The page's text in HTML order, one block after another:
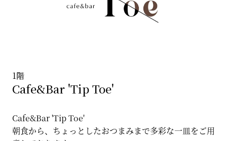
1階
Cafe&Bar 'Tip Toe'
Cafe&Bar 'Tip Toe'
朝食から、ちょっとしたおつまみまで多彩な一皿をご用